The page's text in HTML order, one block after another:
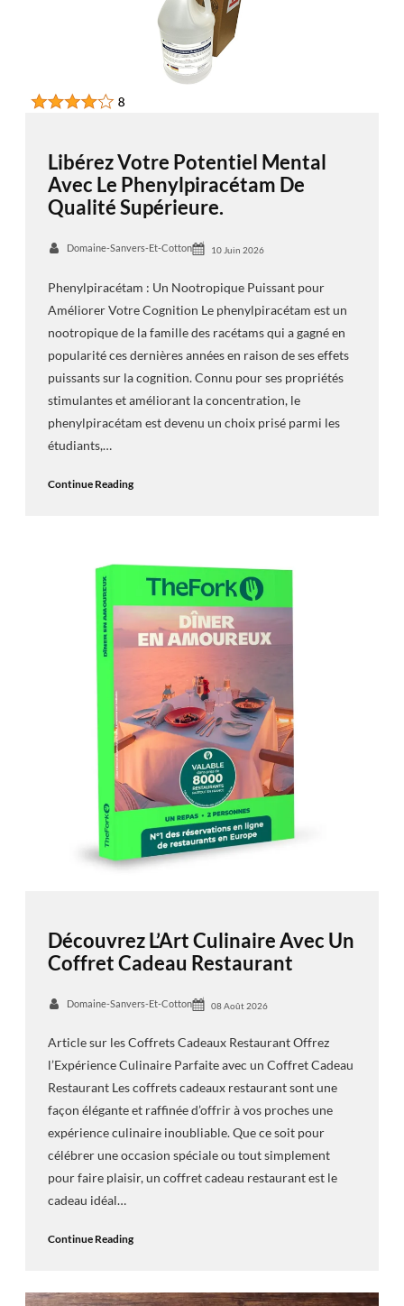
Libérez Votre Potentiel Mental
Avec Le Phenylpiracétam De
Qualité Supérieure.
Domaine-Sanvers-Et-Cotton 10 Juin 2026
Phenylpiracétam : Un Nootropique Puissant pour
Améliorer Votre Cognition Le phenylpiracétam est un
nootropique de la famille des racétams qui a gagné en
popularité ces dernières années en raison de ses effets
puissants sur la cognition. Connu pour ses propriétés
stimulantes et améliorant la concentration, le
phenylpiracétam est devenu un choix prisé parmi les
étudiants,…
Continue Reading
Découvrez L’Art Culinaire Avec Un
Coffret Cadeau Restaurant
Domaine-Sanvers-Et-Cotton 08 Août 2026
Article sur les Coffrets Cadeaux Restaurant Offrez
l’Expérience Culinaire Parfaite avec un Coffret Cadeau
Restaurant Les coffrets cadeaux restaurant sont une
façon élégante et raffinée d’offrir à vos proches une
expérience culinaire inoubliable. Que ce soit pour
célébrer une occasion spéciale ou tout simplement
pour faire plaisir, un coffret cadeau restaurant est le
cadeau idéal…
Continue Reading